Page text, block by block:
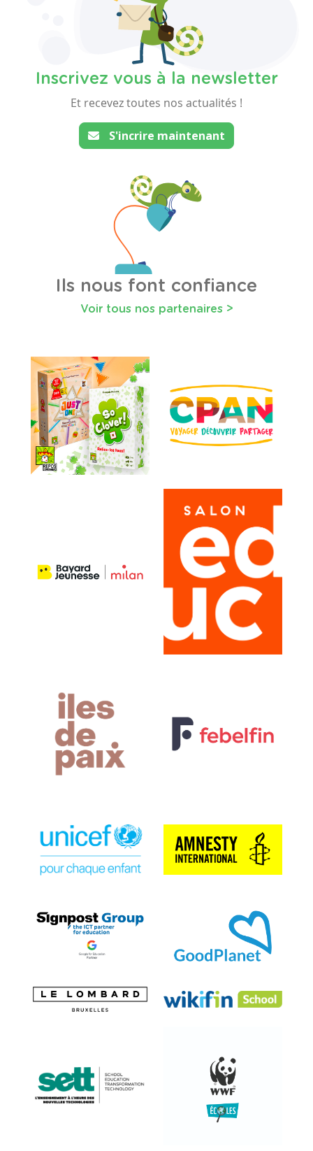
Inscrivez vous à la newsletter
Et recevez toutes nos actualités !
S'incrire maintenant
Ils nous font confiance
Voir tous nos partenaires >